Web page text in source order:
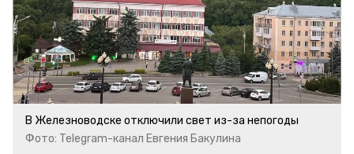
В Железноводске отключили свет из-за непогоды
Фото: Telegram-канал Евгения Бакулина